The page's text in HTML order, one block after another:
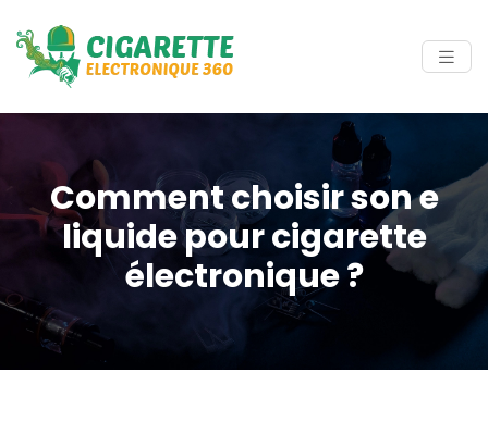
Comment choisir son e
liquide pour cigarette
électronique ?